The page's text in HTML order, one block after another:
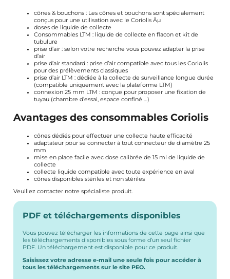
cônes & bouchons : Les cônes et bouchons sont spécialement
conçus pour une utilisation avec le Coriolis Âµ
doses de liquide de collecte
Consommables LTM : liquide de collecte en flacon et kit de
tubulure
prise d’air : selon votre recherche vous pouvez adapter la prise
d’air
prise d’air standard : prise d’air compatible avec tous les Coriolis
pour des prélèvements classiques
prise d’air LTM : dédiée à la collecte de surveillance longue durée
(compatible uniquement avec la plateforme LTM)
connexion 25 mm LTM : conçue pour proposer une fixation de
tuyau (chambre d’essai, espace confiné …)
Avantages des consommables Coriolis
cônes dédiés pour effectuer une collecte haute efficacité
adaptateur pour se connecter à tout connecteur de diamètre 25
mm
mise en place facile avec dose calibrée de 15 ml de liquide de
collecte
collecte liquide compatible avec toute expérience en aval
cônes disponibles stériles et non stériles
Veuillez contacter notre spécialiste produit.
PDF et téléchargements disponibles
Vous pouvez télécharger les informations de cette page ainsi que
les téléchargements disponibles sous forme d’un seul fichier
PDF. Un téléchargement est disponible pour ce produit.
Saisissez votre adresse e-mail une seule fois pour accéder à
tous les téléchargements sur le site PEO.